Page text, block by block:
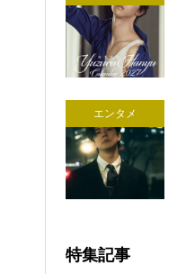
エンタメ
特集記事